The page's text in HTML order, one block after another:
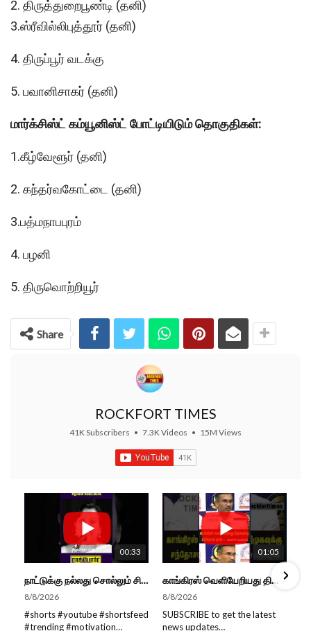
2. திருத்துறைபூண்டி (தனி)
3.ஸ்ரீவில்லிபுத்தூர் (தனி)
4. திருப்பூர் வடக்கு
5. பவானிசாகர் (தனி)
மார்க்சிஸ்ட் கம்யூனிஸ்ட் போட்டியிடும் தொகுதிகள்:
1.கீழ்வேளூர் (தனி)
2. கந்தர்வகோட்டை (தனி)
3.பத்மநாபபுரம்
4. பழனி
5. திருவொற்றியூர்
Share
ROCKFORT TIMES
41K Subscribers • 7.3K Videos • 15M Views
00:33
நாட்டுக்கு நல்லது சொல்லும் சிறப்பான மேடைப்பேச்சு... #shorts #subscribe #video
8/8/2026
#shorts #youtube #shortsfeed
#trending #motivation
01:05
காங்கிரஸ் வெளியேறியது திமுகவுக்கு சந்தோசம் தான்... - அமைச்சர் அருண்ராஜ்
8/8/2026
SUBSCRIBE to get the latest
news updates